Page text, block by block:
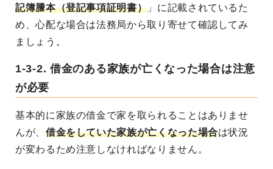
記簿謄本（登記事項証明書） 」に記載されているた
め、心配な場合は法務局から取り寄せて確認してみ
ましょう。
1-3-2. 借金のある家族が亡くなった場合は注意
が必要
基本的に家族の借金で家を取られることはありませ
んが、 借金をしていた家族が亡くなった場合は状況
が変わるため注意しなければなりません。